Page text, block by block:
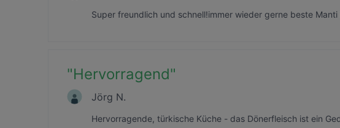
Super freundlich und schnell!immer wieder gerne beste Manti
"Hervorragend"
Jörg N.
Hervorragende, türkische Küche - das Dönerfleisch ist ein